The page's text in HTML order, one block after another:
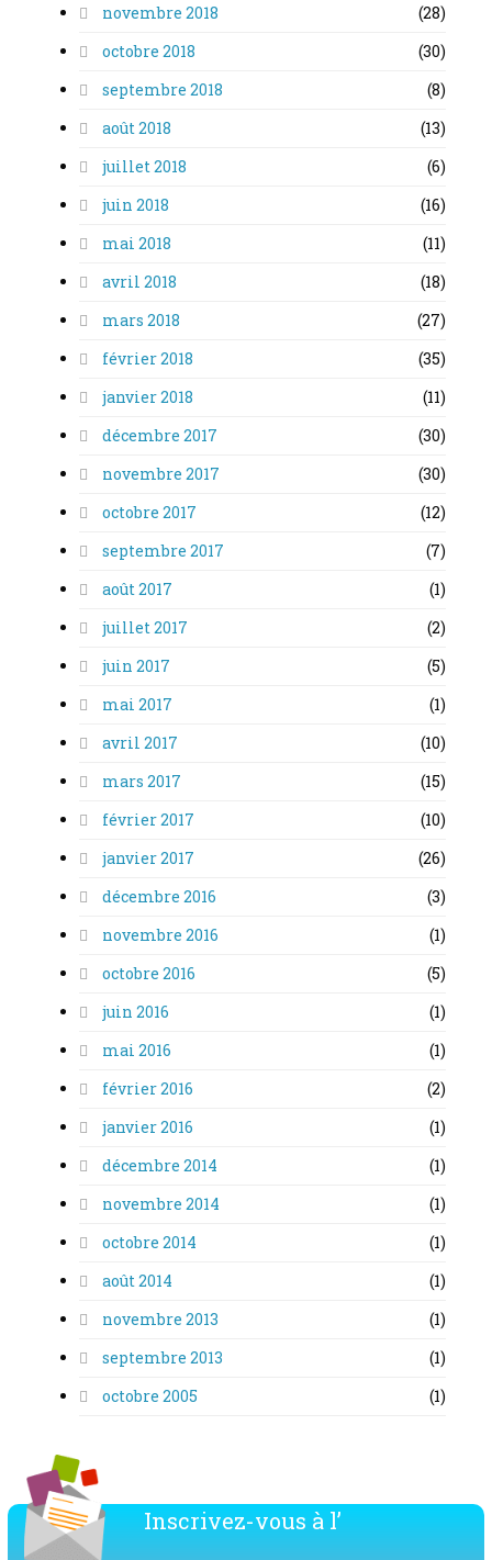
novembre 2018
(28)
octobre 2018
(30)
septembre 2018
(8)
août 2018
(13)
juillet 2018
(6)
juin 2018
(16)
mai 2018
(11)
avril 2018
(18)
mars 2018
(27)
février 2018
(35)
janvier 2018
(11)
décembre 2017
(30)
novembre 2017
(30)
octobre 2017
(12)
septembre 2017
(7)
août 2017
(1)
juillet 2017
(2)
juin 2017
(5)
mai 2017
(1)
avril 2017
(10)
mars 2017
(15)
février 2017
(10)
janvier 2017
(26)
décembre 2016
(3)
novembre 2016
(1)
octobre 2016
(5)
juin 2016
(1)
mai 2016
(1)
février 2016
(2)
janvier 2016
(1)
décembre 2014
(1)
novembre 2014
(1)
octobre 2014
(1)
août 2014
(1)
novembre 2013
(1)
septembre 2013
(1)
octobre 2005
(1)
Inscrivez-vous à l’